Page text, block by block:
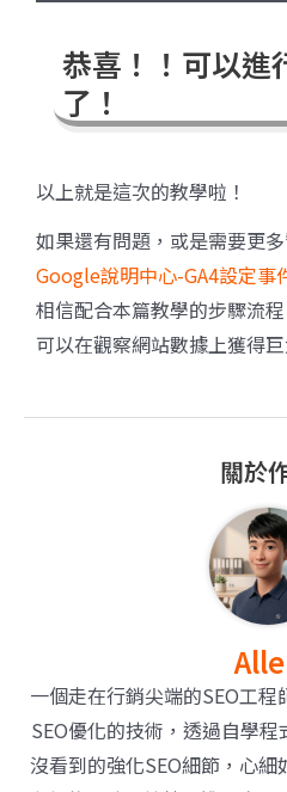
恭喜！！可以進
了！
以上就是這次的教學啦！
如果還有問題，或是需要更
Google說明中心-GA4設定事
相信配合本篇教學的步驟流
可以在觀察網站數據上獲得
關於
一個走在行銷尖端的SEO工
SEO優化的技術，透過自學
沒看到的強化SEO細節，心細